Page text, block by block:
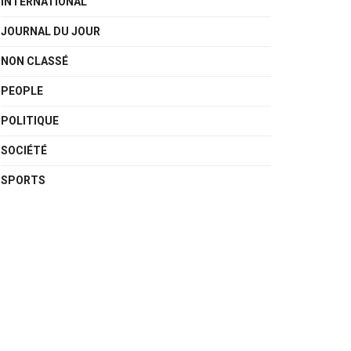
JOURNAL DU JOUR
NON CLASSÉ
PEOPLE
POLITIQUE
SOCIÉTÉ
SPORTS